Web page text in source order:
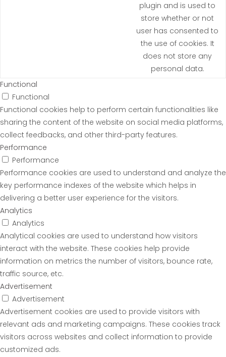
plugin and is used to
store whether or not
user has consented to
the use of cookies. It
does not store any
personal data.
Functional
Functional
Functional cookies help to perform certain functionalities like
sharing the content of the website on social media platforms,
collect feedbacks, and other third-party features.
Performance
Performance
Performance cookies are used to understand and analyze the
key performance indexes of the website which helps in
delivering a better user experience for the visitors.
Analytics
Analytics
Analytical cookies are used to understand how visitors
interact with the website. These cookies help provide
information on metrics the number of visitors, bounce rate,
traffic source, etc.
Advertisement
Advertisement
Advertisement cookies are used to provide visitors with
relevant ads and marketing campaigns. These cookies track
visitors across websites and collect information to provide
customized ads.